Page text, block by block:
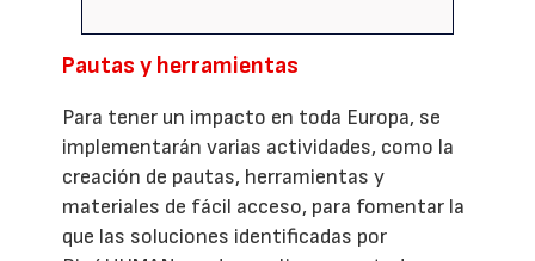
Pautas y herramientas
Para tener un impacto en toda Europa, se
implementarán varias actividades, como la
creación de pautas, herramientas y
materiales de fácil acceso, para fomentar la
que las soluciones identificadas por